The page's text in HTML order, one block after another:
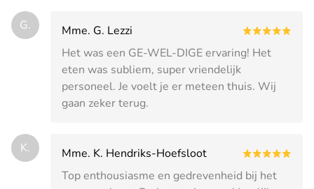
G.
Mme. G. Lezzi
Het was een GE-WEL-DIGE ervaring! Het
eten was subliem, super vriendelijk
personeel. Je voelt je er meteen thuis. Wij
gaan zeker terug.
K.
Mme. K. Hendriks-Hoefsloot
Top enthousiasme en gedrevenheid bij het